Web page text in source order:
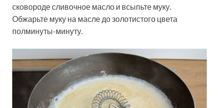
сковороде сливочное масло и всыпьте муку.
Обжарьте муку на масле до золотистого цвета
полминуты-минуту.